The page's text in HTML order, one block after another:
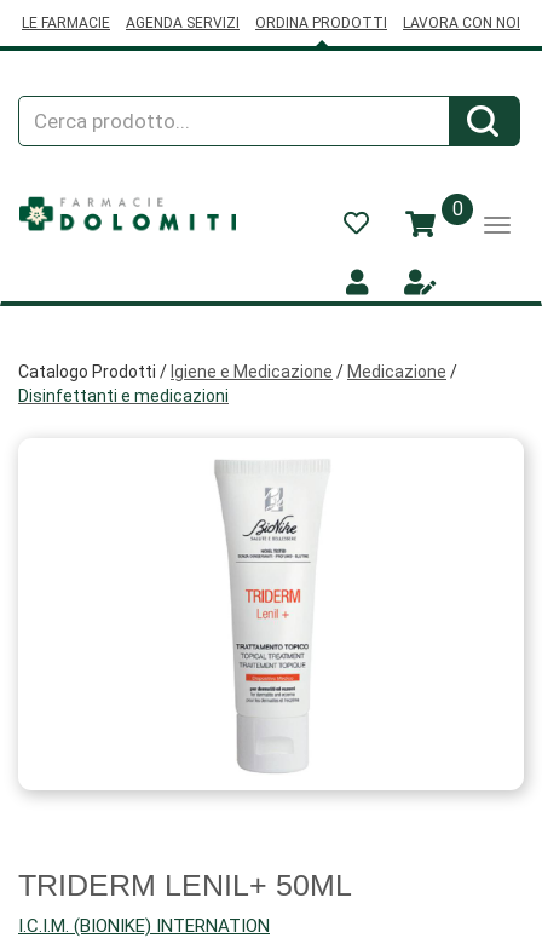
LE FARMACIE AGENDA SERVIZI ORDINA PRODOTTI LAVORA CON NOI
Cerca
Prodotto
0prodotti
inseriti
Catalogo Prodotti / Igiene e Medicazione / Medicazione /
Disinfettanti e medicazioni
TRIDERM LENIL+ 50ML
I.C.I.M. (BIONIKE) INTERNATION